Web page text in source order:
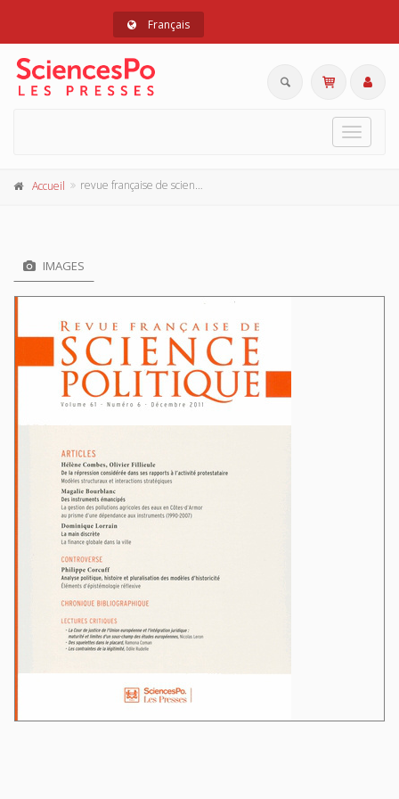
Français
Toggle
Accueil revue française de science politique 61-6, décembre 2011
IMAGES